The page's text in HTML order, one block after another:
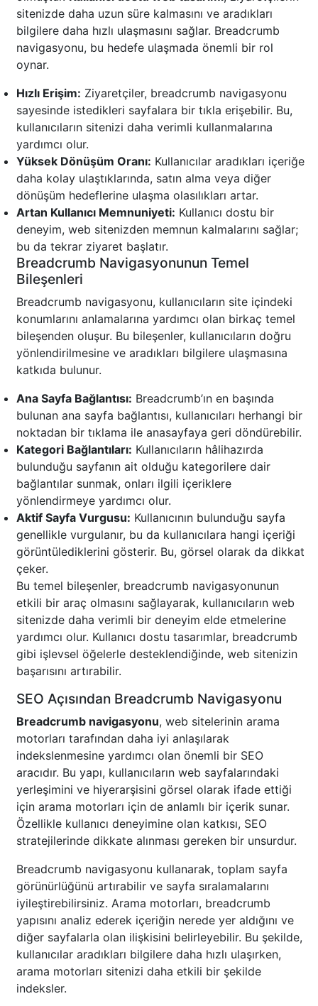
sitenizde daha uzun süre kalmasını ve aradıkları
bilgilere daha hızlı ulaşmasını sağlar. Breadcrumb
navigasyonu, bu hedefe ulaşmada önemli bir rol
oynar.
Hızlı Erişim: Ziyaretçiler, breadcrumb navigasyonu
sayesinde istedikleri sayfalara bir tıkla erişebilir. Bu,
kullanıcıların sitenizi daha verimli kullanmalarına
yardımcı olur.
Yüksek Dönüşüm Oranı: Kullanıcılar aradıkları içeriğe
daha kolay ulaştıklarında, satın alma veya diğer
dönüşüm hedeflerine ulaşma olasılıkları artar.
Artan Kullanıcı Memnuniyeti: Kullanıcı dostu bir
deneyim, web sitenizden memnun kalmalarını sağlar;
bu da tekrar ziyaret başlatır.
Breadcrumb Navigasyonunun Temel
Bileşenleri
Breadcrumb navigasyonu, kullanıcıların site içindeki
konumlarını anlamalarına yardımcı olan birkaç temel
bileşenden oluşur. Bu bileşenler, kullanıcıların doğru
yönlendirilmesine ve aradıkları bilgilere ulaşmasına
katkıda bulunur.
Ana Sayfa Bağlantısı: Breadcrumb’ın en başında
bulunan ana sayfa bağlantısı, kullanıcıları herhangi bir
noktadan bir tıklama ile anasayfaya geri döndürebilir.
Kategori Bağlantıları: Kullanıcıların hâlihazırda
bulunduğu sayfanın ait olduğu kategorilere dair
bağlantılar sunmak, onları ilgili içeriklere
yönlendirmeye yardımcı olur.
Aktif Sayfa Vurgusu: Kullanıcının bulunduğu sayfa
genellikle vurgulanır, bu da kullanıcılara hangi içeriği
görüntülediklerini gösterir. Bu, görsel olarak da dikkat
çeker.
Bu temel bileşenler, breadcrumb navigasyonunun
etkili bir araç olmasını sağlayarak, kullanıcıların web
sitenizde daha verimli bir deneyim elde etmelerine
yardımcı olur. Kullanıcı dostu tasarımlar, breadcrumb
gibi işlevsel öğelerle desteklendiğinde, web sitenizin
başarısını artırabilir.
SEO Açısından Breadcrumb Navigasyonu
Breadcrumb navigasyonu, web sitelerinin arama
motorları tarafından daha iyi anlaşılarak
indekslenmesine yardımcı olan önemli bir SEO
aracıdır. Bu yapı, kullanıcıların web sayfalarındaki
yerleşimini ve hiyerarşisini görsel olarak ifade ettiği
için arama motorları için de anlamlı bir içerik sunar.
Özellikle kullanıcı deneyimine olan katkısı, SEO
stratejilerinde dikkate alınması gereken bir unsurdur.
Breadcrumb navigasyonu kullanarak, toplam sayfa
görünürlüğünü artırabilir ve sayfa sıralamalarını
iyileştirebilirsiniz. Arama motorları, breadcrumb
yapısını analiz ederek içeriğin nerede yer aldığını ve
diğer sayfalarla olan ilişkisini belirleyebilir. Bu şekilde,
kullanıcılar aradıkları bilgilere daha hızlı ulaşırken,
arama motorları sitenizi daha etkili bir şekilde
indeksler.